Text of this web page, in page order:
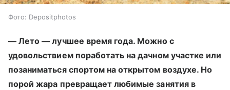
Фото: Depositphotos
— Лето — лучшее время года. Можно с
удовольствием поработать на дачном участке или
позаниматься спортом на открытом воздухе. Но
порой жара превращает любимые занятия в